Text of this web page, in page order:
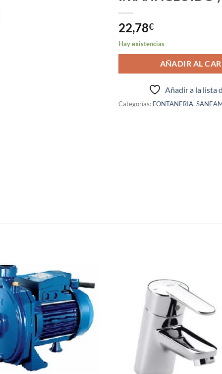
22,78€
Hay existencias
AÑADIR AL
Añadir a la lista
Categorías: FONTANERIA,
Añadir
a la
lista de
deseos